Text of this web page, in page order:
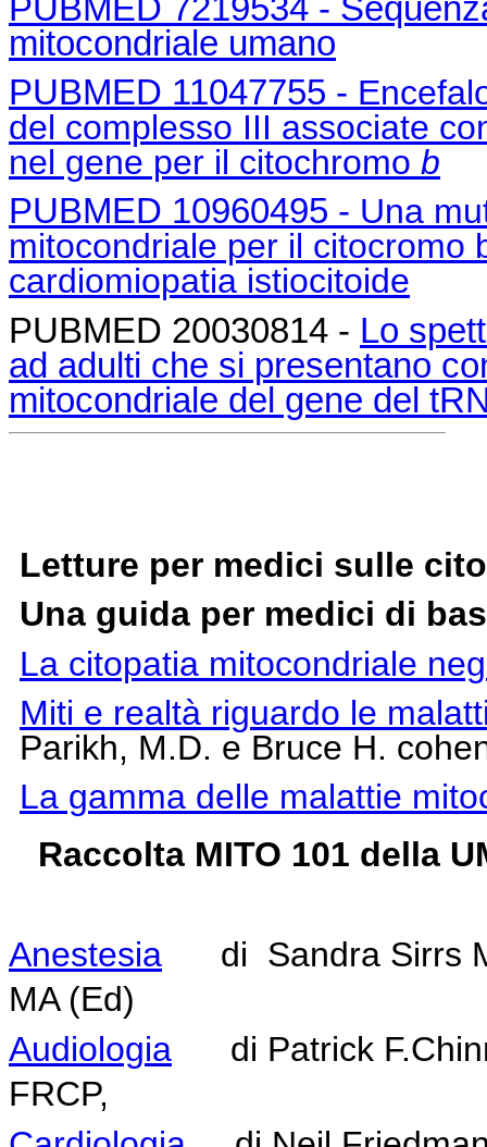
PUBMED 7219534 -
mitocondriale umano
PUBMED 11047755 -
del complesso III associate
nel gene per il citochromo b
PUBMED 10960495 - Una
mitocondriale per il citocromo
cardiomiopatia istiocitoide
PUBMED 20030814 - Lo
ad adulti che si presentano
mitocondriale del gene del
Letture per medici sulle
Una guida per medici di
La citopatia mitocondriale
Miti e realtà riguardo le
Parikh, M.D. e Bruce H.
La gamma delle malattie
Raccolta MITO 101 della
Anestesia di Sandra Sirrs
MA (Ed)
Audiologia di Patrick
FRCP,